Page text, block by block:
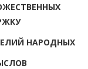
НАРОДНЫХ